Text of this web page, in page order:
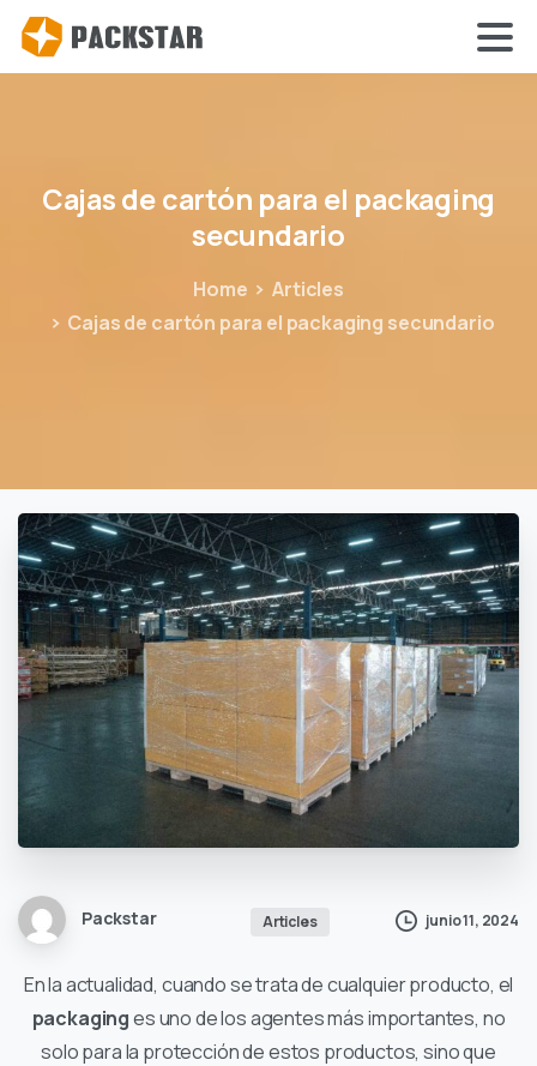
Cajasdecartón para el packaging
secundario
Home
Articles
Cajas de cartón para el packaging secundario
Packstar Articles junio 11, 2024
En la actualidad, cuando se trata de cualquier producto, el
packaginges uno de los agentes más importantes, no
solo para la protección de estos productos, sino que